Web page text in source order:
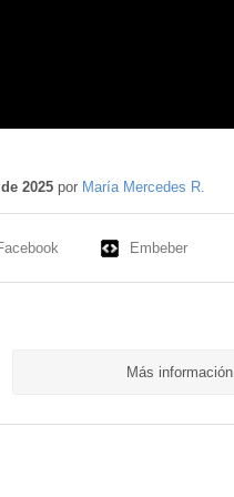
2025por María Mercedes R.
Embeber
Más información